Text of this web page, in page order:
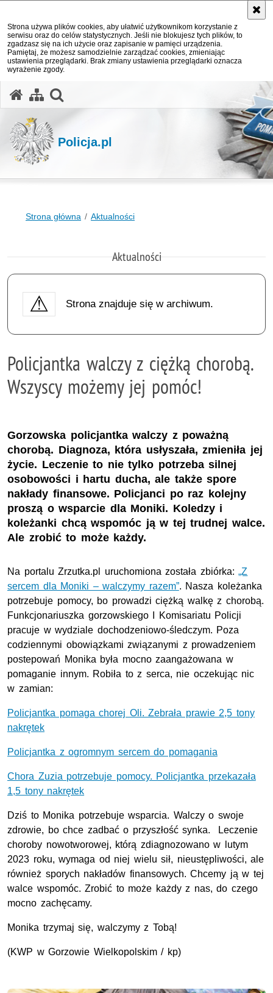
Strona używa plików cookies, aby ułatwić użytkownikom korzystanie z
serwisu oraz do celów statystycznych. Jeśli nie blokujesz tych plików, to
zgadzasz się na ich użycie oraz zapisanie w pamięci urządzenia.
Pamiętaj, że możesz samodzielnie zarządzać cookies, zmieniając
ustawienia przeglądarki. Brak zmiany ustawienia przeglądarki oznacza
wyrażenie zgody.
Policja.pl
Strona główna Aktualności
Aktualności
Strona znajduje się w archiwum.
Policjantka walczy z ciężką chorobą.
Wszyscy możemy jej pomóc!
Gorzowska policjantka walczy z poważną
chorobą. Diagnoza, która usłyszała, zmieniła jej
życie. Leczenie to nie tylko potrzeba silnej
osobowości i hartu ducha, ale także spore
nakłady finansowe. Policjanci po raz kolejny
proszą o wsparcie dla Moniki. Koledzy i
koleżanki chcą wspomóc ją w tej trudnej walce.
Ale zrobić to może każdy.
Na portalu Zrzutka.pl uruchomiona została zbiórka:„Z
sercem dla Moniki – walczymy razem”. Nasza koleżanka
potrzebuje pomocy, bo prowadzi ciężką walkę z chorobą.
Funkcjonariuszka gorzowskiego I Komisariatu Policji
pracuje w wydziale dochodzeniowo-śledczym. Poza
codziennymi obowiązkami związanymi z prowadzeniem
postepowań Monika była mocno zaangażowana w
pomaganie innym. Robiła to z serca, nie oczekując nic
w zamian:
Policjantka pomaga chorej Oli. Zebrała prawie 2,5 tony
nakrętek
Policjantka z ogromnym sercem do pomagania
Chora Zuzia potrzebuje pomocy. Policjantka przekazała
1,5 tony nakrętek
Dziś to Monika potrzebuje wsparcia. Walczy o swoje
zdrowie, bo chce zadbać o przyszłość synka. Leczenie
choroby nowotworowej, którą zdiagnozowano w lutym
2023 roku, wymaga od niej wielu sił, nieustępliwości, ale
również sporych nakładów finansowych. Chcemy ją w tej
walce wspomóc. Zrobić to może każdy z nas, do czego
mocno zachęcamy.
Monika trzymaj się, walczymy z Tobą!
(KWP w Gorzowie Wielkopolskim / kp)